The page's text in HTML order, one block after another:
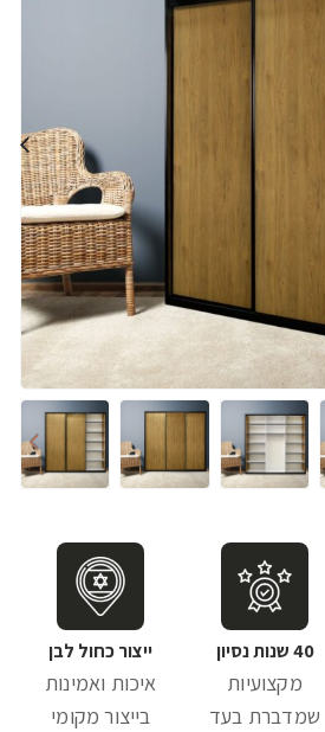
40 שנות נסיון
מקצועיות
שמדברת בעד
ייצור כחול לבן
איכות ואמינות
בייצור מקומי